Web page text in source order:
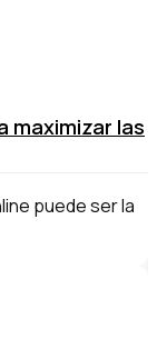
maximizar las
puede ser la